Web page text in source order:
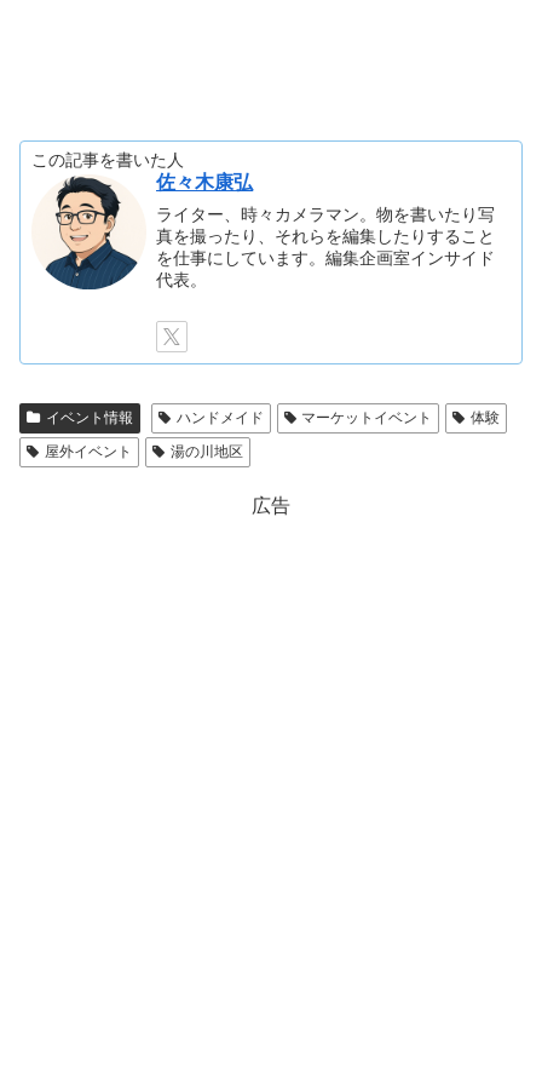
この記事を書いた人
佐々木康弘
ライター、時々カメラマン。物を書いたり写
真を撮ったり、それらを編集したりすること
を仕事にしています。編集企画室インサイド
代表。
イベント情報 ハンドメイド マーケットイベント
体験
屋外イベント
湯の川地区
広告